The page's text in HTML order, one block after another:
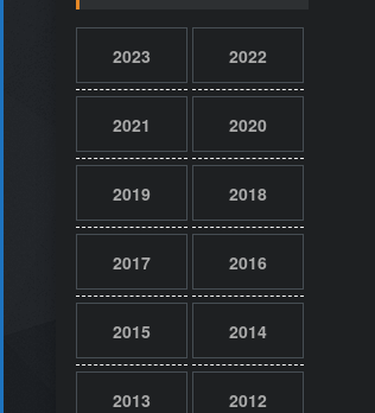
2023 2022
2021 2020
2019 2018
2017 2016
2015 2014
2013 2012